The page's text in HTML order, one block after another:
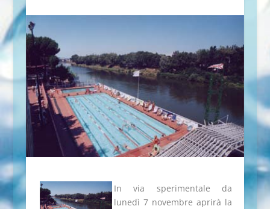
In via sperimentale da
lunedì 7 novembre aprirà la